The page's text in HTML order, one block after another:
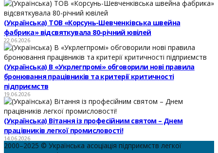
(Українська) ТОВ «Корсунь-Шевченківська швейна
фабрика» відсвяткувала 80-річний ювілей
22.06.2026
(Українська) В «Укрлегпромі» обговорили нові правила
бронювання працівників та критерії критичності
підприємств
19.06.2026
(Українська) Вітання із професійним святом – Днем
працівників легкої промисловості!
14.06.2026
2000–2025 © Українська асоціація підприємств легкої